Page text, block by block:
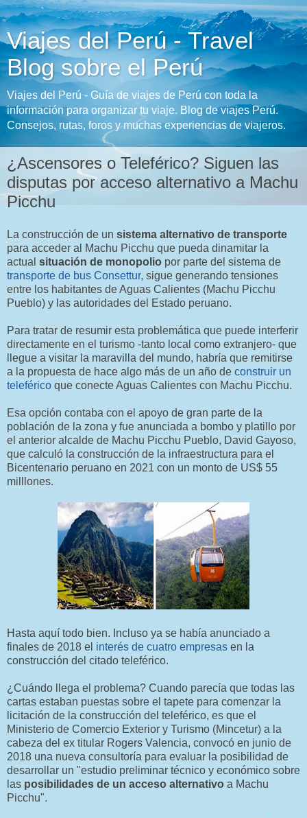
Viajes del Perú - Travel
Blog sobre el Perú
Viajes del Perú - Guía de viajes de Perú con toda la
información para organizar tu viaje. Blog de viajes Perú.
Consejos, rutas, foros y muchas experiencias de viajeros.
¿Ascensores o Teleférico? Siguen las
disputas por acceso alternativo a Machu
Picchu
La construcción de un sistema alternativo de transporte
para acceder al Machu Picchu que pueda dinamitar la
actual situación de monopolio por parte del sistema de
transporte de bus Consettur, sigue generando tensiones
entre los habitantes de Aguas Calientes (Machu Picchu
Pueblo) y las autoridades del Estado peruano.
Para tratar de resumir esta problemática que puede interferir
directamente en el turismo -tanto local como extranjero- que
llegue a visitar la maravilla del mundo, habría que remitirse
a la propuesta de hace algo más de un año de construir un
teleférico que conecte Aguas Calientes con Machu Picchu.
Esa opción contaba con el apoyo de gran parte de la
población de la zona y fue anunciada a bombo y platillo por
el anterior alcalde de Machu Picchu Pueblo, David Gayoso,
que calculó la construcción de la infraestructura para el
Bicentenario peruano en 2021 con un monto de US$ 55
milllones.
Hasta aquí todo bien. Incluso ya se había anunciado a
finales de 2018 el interés de cuatro empresas en la
construcción del citado teleférico.
¿Cuándo llega el problema? Cuando parecía que todas las
cartas estaban puestas sobre el tapete para comenzar la
licitación de la construcción del teleférico, es que el
Ministerio de Comercio Exterior y Turismo (Mincetur) a la
cabeza del ex titular Rogers Valencia, convocó en junio de
2018 una nueva consultoría para evaluar la posibilidad de
desarrollar un "estudio preliminar técnico y económico sobre
las posibilidades de un acceso alternativo a Machu
Picchu".